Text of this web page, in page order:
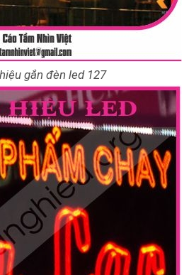
gắn đèn led 127